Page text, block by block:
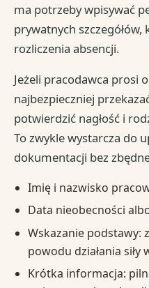
ma potrzeby wpisywać
prywatnych
rozliczenia absencji.
Jeżeli pracodawca prosi
najbezpieczniej
potwierdzić nagłość i
To zwykle wystarcza do
dokumentacji bez
Imię i nazwisko
Data nieobecności
Wskazanie podstawy:
powodu działania siły
Krótka informacja: